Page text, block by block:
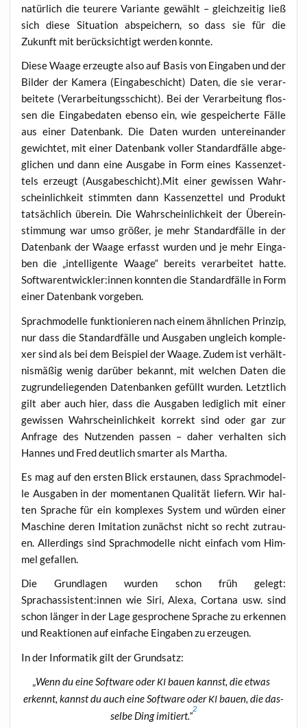
natür­lich die teu­re­re Vari­an­te gewählt – gleich­zei­tig ließ
sich die­se Situa­ti­on abspei­chern, so dass sie für die
Zukunft mit berück­sich­tigt wer­den konnte.
Die­se Waa­ge erzeug­te also auf Basis von Ein­ga­ben und der
Bil­der der Kame­ra (Ein­ga­be­schicht) Daten, die sie ver­ar­
bei­te­te (Ver­ar­bei­tungs­schicht). Bei der Ver­ar­bei­tung flos­
sen die Ein­ga­be­da­ten eben­so ein, wie gespei­cher­te Fäl­le
aus einer Daten­bank. Die Daten wur­den unter­ein­an­der
gewich­tet, mit einer Daten­bank vol­ler Stan­dard­fäl­le abge­
gli­chen und dann eine Aus­ga­be in Form eines Kas­sen­zet­
tels erzeugt (Ausgabeschicht).Mit einer gewis­sen Wahr­
schein­lich­keit stimm­ten dann Kas­sen­zet­tel und Pro­dukt
tat­säch­lich über­ein. Die Wahr­schein­lich­keit der Über­ein­
stim­mung war umso grö­ßer, je mehr Stan­dard­fäl­le in der
Daten­bank der Waa­ge erfasst wur­den und je mehr Ein­ga­
ben die „intel­li­gen­te Waa­ge“ bereits ver­ar­bei­tet hat­te.
Softwarentwickler:innen konn­ten die Stan­dard­fäl­le in Form
einer Daten­bank vorgeben.
Sprach­mo­del­le funk­tio­nie­ren nach einem ähn­li­chen Prin­zip,
nur dass die Stan­dard­fäl­le und Aus­ga­ben ungleich kom­ple­
xer sind als bei dem Bei­spiel der Waa­ge. Zudem ist ver­hält­
nis­mä­ßig wenig dar­über bekannt, mit wel­chen Daten die
zugrun­de­lie­gen­den Daten­ban­ken gefüllt wur­den. Letzt­lich
gilt aber auch hier, dass die Aus­ga­ben ledig­lich mit einer
gewis­sen Wahr­schein­lich­keit kor­rekt sind oder gar zur
Anfra­ge des Nut­zen­den pas­sen – daher ver­hal­ten sich
Han­nes und Fred deut­lich smar­ter als Martha.
Es mag auf den ers­ten Blick erstau­nen, dass Sprach­mo­del­
le Aus­ga­ben in der momen­ta­nen Qua­li­tät lie­fern. Wir hal­
ten Spra­che für ein kom­ple­xes Sys­tem und wür­den einer
Maschi­ne deren Imi­ta­ti­on zunächst nicht so recht zutrau­
en. Aller­dings sind Sprach­mo­del­le nicht ein­fach vom Him­
mel gefallen.
Die Grund­la­gen wur­den schon früh gelegt:
Sprachassistent:innen wie Siri, Ale­xa, Cort­a­na usw. sind
schon län­ger in der Lage gespro­che­ne Spra­che zu erken­nen
und Reak­tio­nen auf ein­fa­che Ein­ga­ben zu erzeugen.
In der Infor­ma­tik gilt der Grundsatz:
„Wenn du eine Soft­ware oderKIbau­en kannst, die etwas
erkennt, kannst du auch eine Soft­ware oderKIbau­en, die das­
sel­be Ding imi­tiert.“
2